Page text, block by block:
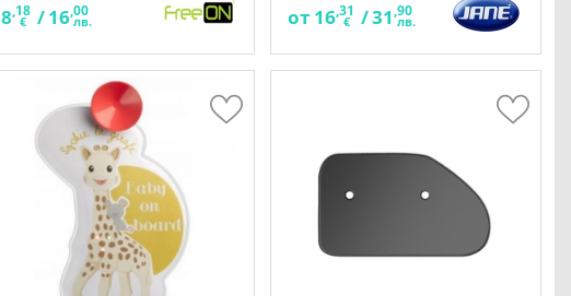
8,18
€ /16,00
лв. от 16,31
€ /31,90
лв.